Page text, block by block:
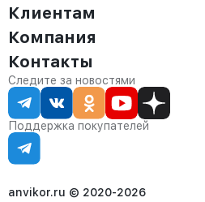
Клиентам
Доставка
Оплата
Сервис
Статус заказа
Статьи
Компания
О компании
Контакты
Партнёрам
Контакты
Отдел продаж:
8 (800) 234-22-62
corp@anvikor.ru
Ежедневно, с 7:00-19:00 (МСК)
Отдел рекламации:
8 (953) 455-25-61
Следите за новостями
Поддержка покупателей
anvikor.ru © 2020-2026